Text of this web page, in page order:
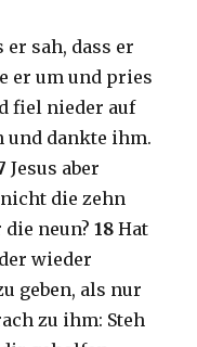
sah, dass er
er um und pries
fiel nieder auf
und dankte ihm.
Jesus aber
die zehn
die neun?18Hat
wieder
geben, als nur
zu ihm: Steh